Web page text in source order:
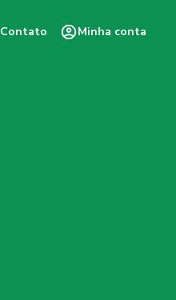
Contato Minha conta